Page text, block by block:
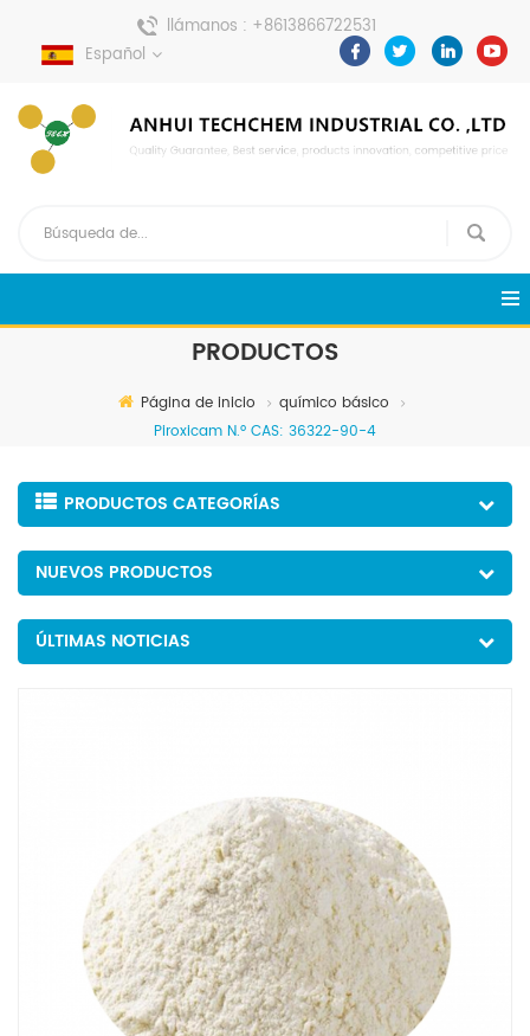
llámanos : +8613866722531
enviar un mensaje :
pweiping@techemi.com
Español
PRODUCTOS
Página de inicio
químico básico
Piroxicam N.º CAS: 36322-90-4
PRODUCTOS CATEGORÍAS
NUEVOS PRODUCTOS
ÚLTIMAS NOTICIAS